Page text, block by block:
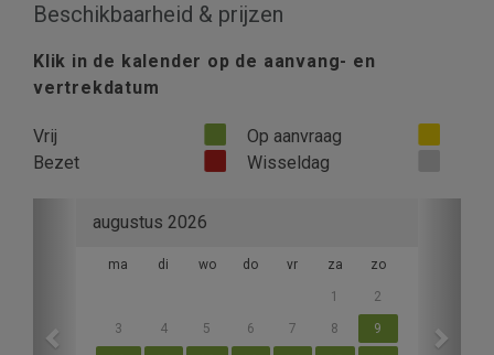
Beschikbaarheid & prijzen
Klik in de kalender op de aanvang- en
vertrekdatum
Vrij
Op aanvraag
Bezet
Wisseldag
augustus 2026
ma di wo do vr za zo
1 2
3 4 5 6 7 8 9
Previous